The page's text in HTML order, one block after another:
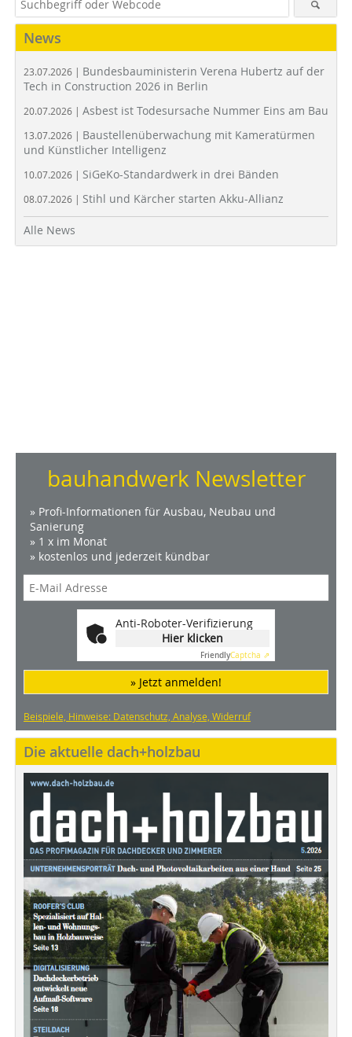
News
23.07.2026 | Bundesbauministerin Verena Hubertz auf der
Tech in Construction 2026 in Berlin
20.07.2026 | Asbest ist Todesursache Nummer Eins am Bau
13.07.2026 | Baustellenüberwachung mit Kameratürmen
und Künstlicher Intelligenz
10.07.2026 | SiGeKo-Standardwerk in drei Bänden
08.07.2026 | Stihl und Kärcher starten Akku-Allianz
Alle News
bauhandwerk Newsletter
» Profi-Informationen für Ausbau, Neubau und
Sanierung
» 1 x im Monat
» kostenlos und jederzeit kündbar
Anti-Roboter-Verifizierung
Hier klicken
FriendlyCaptcha ⇗
» Jetzt anmelden!
Beispiele, Hinweise: Datenschutz, Analyse, Widerruf
Die aktuelle dach+holzbau